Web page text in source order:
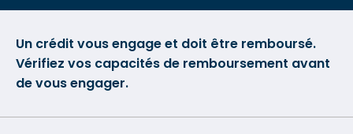
Un crédit vous engage et doit être remboursé.
Vérifiez vos capacités de remboursement avant
de vous engager.